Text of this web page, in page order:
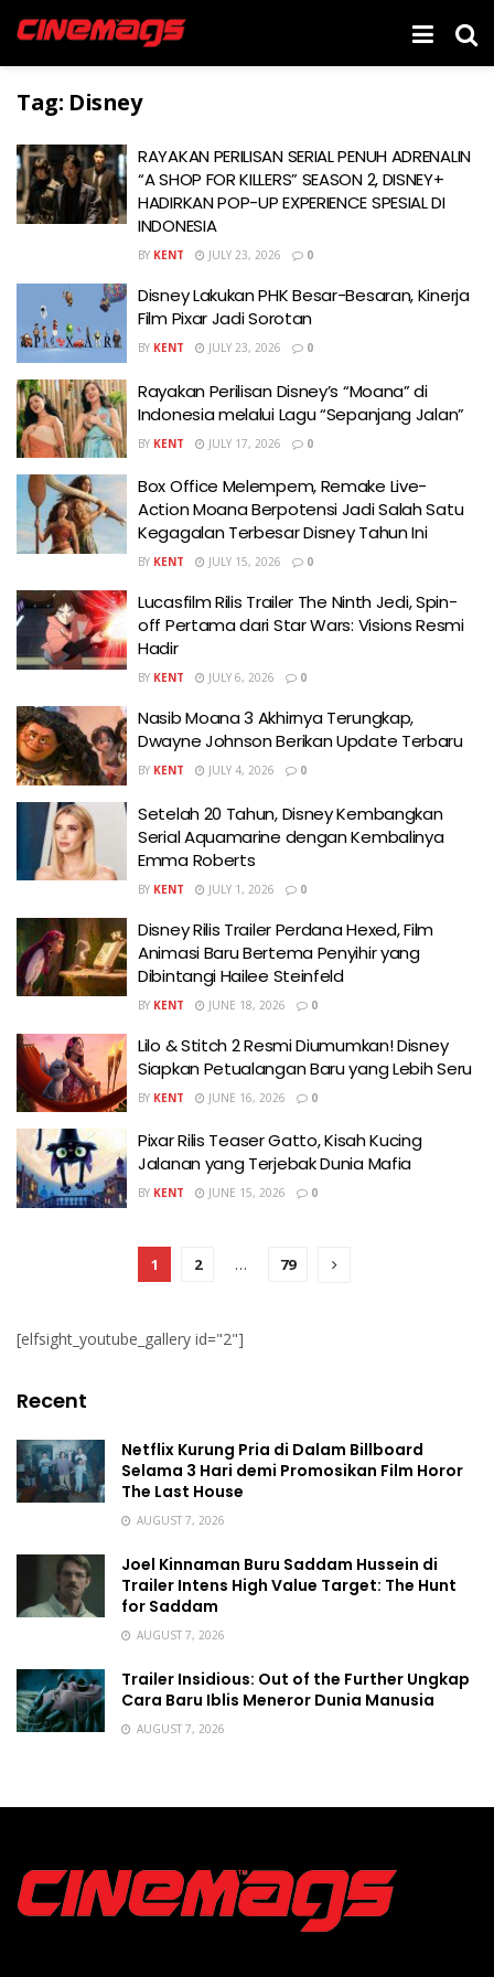
Tag: Disney
RAYAKAN PERILISAN SERIAL PENUH ADRENALIN
“A SHOP FOR KILLERS” SEASON 2, DISNEY+
HADIRKAN POP-UP EXPERIENCE SPESIAL DI
INDONESIA
BY KENT JULY 23, 2026 0
Disney Lakukan PHK Besar-Besaran, Kinerja
Film Pixar Jadi Sorotan
BY KENT JULY 23, 2026 0
Rayakan Perilisan Disney’s “Moana” di
Indonesia melalui Lagu “Sepanjang Jalan”
BY KENT JULY 17, 2026 0
Box Office Melempem, Remake Live-
Action Moana Berpotensi Jadi Salah Satu
Kegagalan Terbesar Disney Tahun Ini
BY KENT JULY 15, 2026 0
Lucasfilm Rilis Trailer The Ninth Jedi, Spin-
off Pertama dari Star Wars: Visions Resmi
Hadir
BY KENT JULY 6, 2026 0
Nasib Moana 3 Akhirnya Terungkap,
Dwayne Johnson Berikan Update Terbaru
BY KENT JULY 4, 2026 0
Setelah 20 Tahun, Disney Kembangkan
Serial Aquamarine dengan Kembalinya
Emma Roberts
BY KENT JULY 1, 2026 0
Disney Rilis Trailer Perdana Hexed, Film
Animasi Baru Bertema Penyihir yang
Dibintangi Hailee Steinfeld
BY KENT JUNE 18, 2026 0
Lilo & Stitch 2 Resmi Diumumkan! Disney
Siapkan Petualangan Baru yang Lebih Seru
BY KENT JUNE 16, 2026 0
Pixar Rilis Teaser Gatto, Kisah Kucing
Jalanan yang Terjebak Dunia Mafia
BY KENT JUNE 15, 2026 0
1 2 … 79
[elfsight_youtube_gallery id="2"]
Recent
Netflix Kurung Pria di Dalam Billboard
Selama 3 Hari demi Promosikan Film Horor
The Last House
AUGUST 7, 2026
Joel Kinnaman Buru Saddam Hussein di
Trailer Intens High Value Target: The Hunt
for Saddam
AUGUST 7, 2026
Trailer Insidious: Out of the Further Ungkap
Cara Baru Iblis Meneror Dunia Manusia
AUGUST 7, 2026